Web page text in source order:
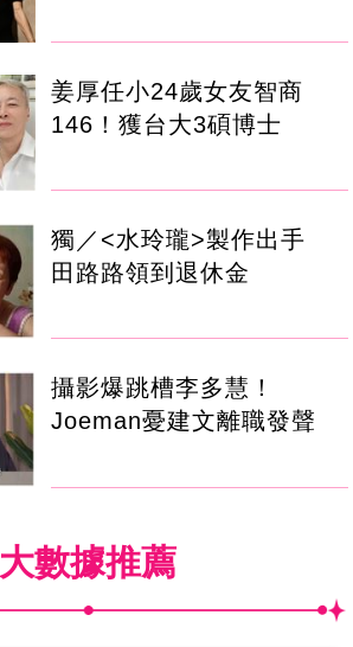
姜厚任小24歲女友智商
146！獲台大3碩博士
獨／<水玲瓏>製作出手
田路路領到退休金
攝影爆跳槽李多慧！
Joeman憂建文離職發聲
大數據推薦